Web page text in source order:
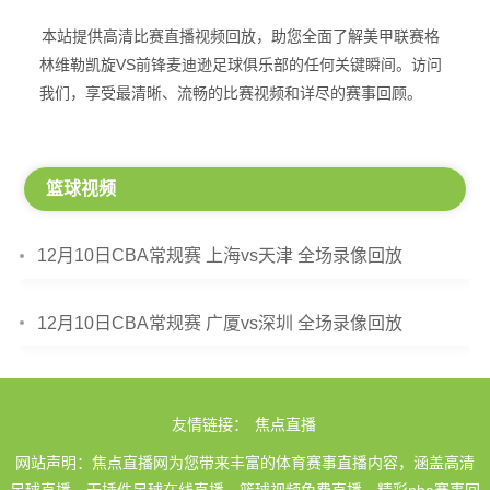
本站提供高清比赛直播视频回放，助您全面了解美甲联赛格
林维勒凯旋VS前锋麦迪逊足球俱乐部的任何关键瞬间。访问
我们，享受最清晰、流畅的比赛视频和详尽的赛事回顾。
篮球视频
12月10日CBA常规赛 上海vs天津 全场录像回放
12月10日CBA常规赛 广厦vs深圳 全场录像回放
友情链接： 焦点直播
网站声明：焦点直播网为您带来丰富的体育赛事直播内容，涵盖高清